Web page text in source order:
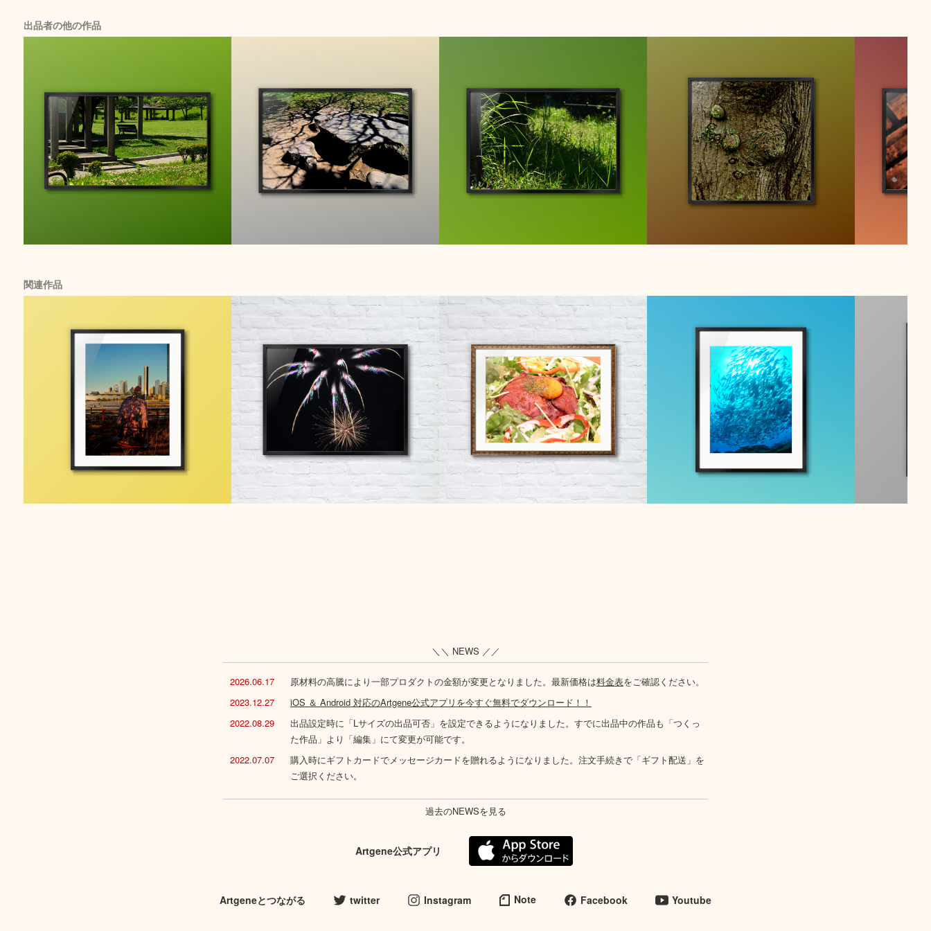
出品者の他の作品
関連作品
＼＼ NEWS ／／
2026.06.17 原材料の高騰により一部プロダクトの金額が変更となりました。最新価格は料金表をご確認ください。
2023.12.27
iOS ＆ Android 対応のArtgene公式アプリを今すぐ無料でダウンロード！！
2022.08.29
出品設定時に「Lサイズの出品可否」を設定できるようになりました。すでに出品中の作品も「つくっ
た作品」より「編集」にて変更が可能です。
2022.07.07
購入時にギフトカードでメッセージカードを贈れるようになりました。注文手続きで「ギフト配送」を
ご選択ください。
過去のNEWSを見る
Artgene公式アプリ
Artgeneとつながる twitter Instagram Note Facebook Youtube